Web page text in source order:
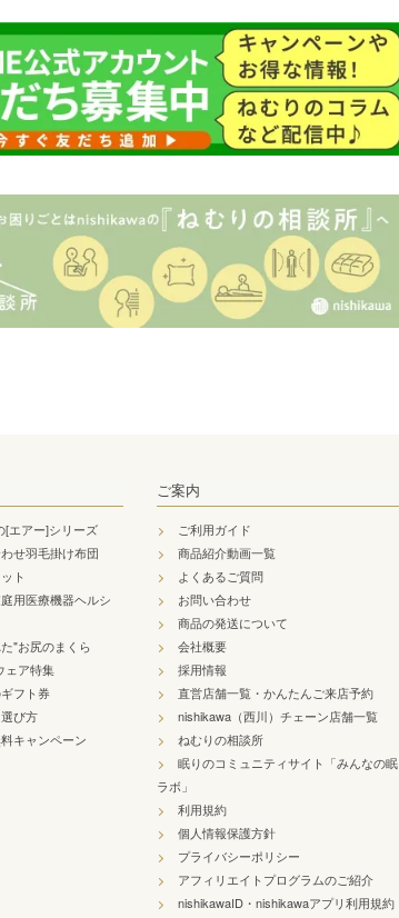
[エアー]シリーズ
せ羽毛掛け布団
ト
用医療機器ヘルシ
"お尻のまくら
ェア特集
フト券
び方
キャンペーン
ご案内
ご利用ガイド
商品紹介動画一覧
よくあるご質問
お問い合わせ
商品の発送について
会社概要
採用情報
直営店舗一覧・かんたんご来店予約
nishikawa（西川）チェーン店舗一覧
ねむりの相談所
眠りのコミュニティサイト「みんなの眠
ラボ」
利用規約
個人情報保護方針
プライバシーポリシー
アフィリエイトプログラムのご紹介
nishikawaID・nishikawaアプリ利用規約